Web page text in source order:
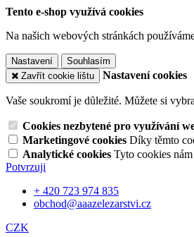
Tento e-shop využívá cookies
Na našich webových stránkách
Nastavení
Souhlasím
Zavřít cookie lištu
Nastavení cookies
Vaše soukromí je důležité. Můžete si
Cookies nezbytené pro využívání
Marketingové cookies Díky těmto
Analytické cookies Tyto cookies
Potvrzuji
+ 420 723 974 835
obchod@aaazelezarstvi.cz
CZK